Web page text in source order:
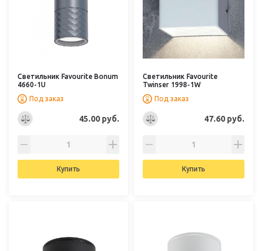
Светильник Favourite Bonum
4660-1U
Под заказ
45.00 руб.
Купить
Светильник Favourite
Twinser 1998-1W
Под заказ
47.60 руб.
Купить